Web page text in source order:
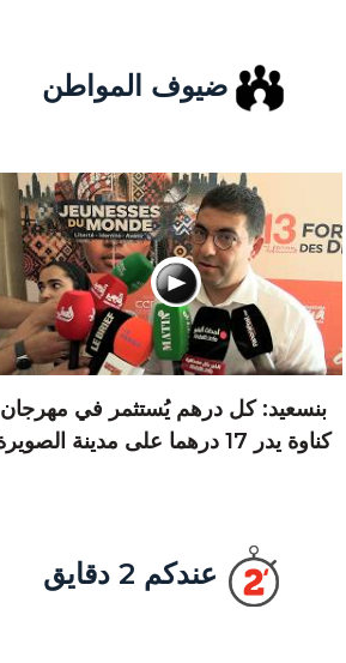
ضيوف المواطن
بنسعيد: كل درهم يُستثمر في مهرجان
كناوة يدر 17 درهما على مدينة الصويرة
عندكم 2 دقايق